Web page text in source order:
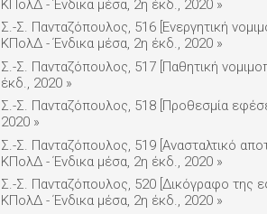
ΚΠολΔ - Ένδικα μέσα, 2η έκδ., 2020 »
Σ.-Σ. Πανταζόπουλος, 516 [Ενεργητική
ΚΠολΔ - Ένδικα μέσα, 2η έκδ., 2020 »
Σ.-Σ. Πανταζόπουλος, 517 [Παθητική
έκδ., 2020 »
Σ.-Σ. Πανταζόπουλος, 518 [Προθεσμία
2020 »
Σ.-Σ. Πανταζόπουλος, 519 [Ανασταλτικό
ΚΠολΔ - Ένδικα μέσα, 2η έκδ., 2020 »
Σ.-Σ. Πανταζόπουλος, 520 [Δικόγραφο της
ΚΠολΔ - Ένδικα μέσα, 2η έκδ., 2020 »